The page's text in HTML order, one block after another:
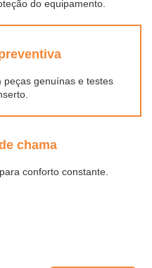
do equipamento.
peças genuínas e testes
chama
conforto constante.